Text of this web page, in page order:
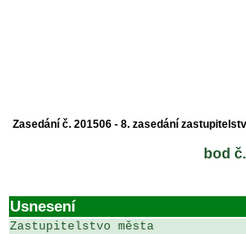
Zasedání č. 201506 - 8. zasedání
bod
Usnesení
Zastupitelstvo města